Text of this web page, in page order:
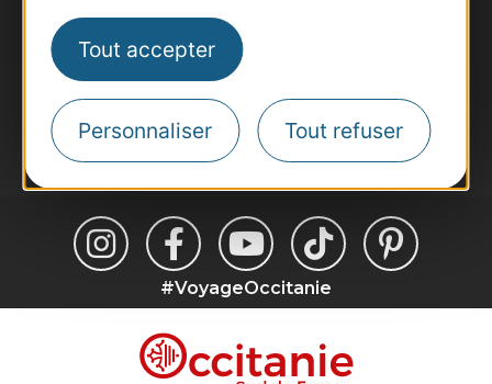
Tout accepter
Personnaliser Tout refuser
Destination Sport
Inscrivez-vous à la lettre d'information
Destination Occitanie pour recevoir des
Je m'abonne
#VoyageOccitanie